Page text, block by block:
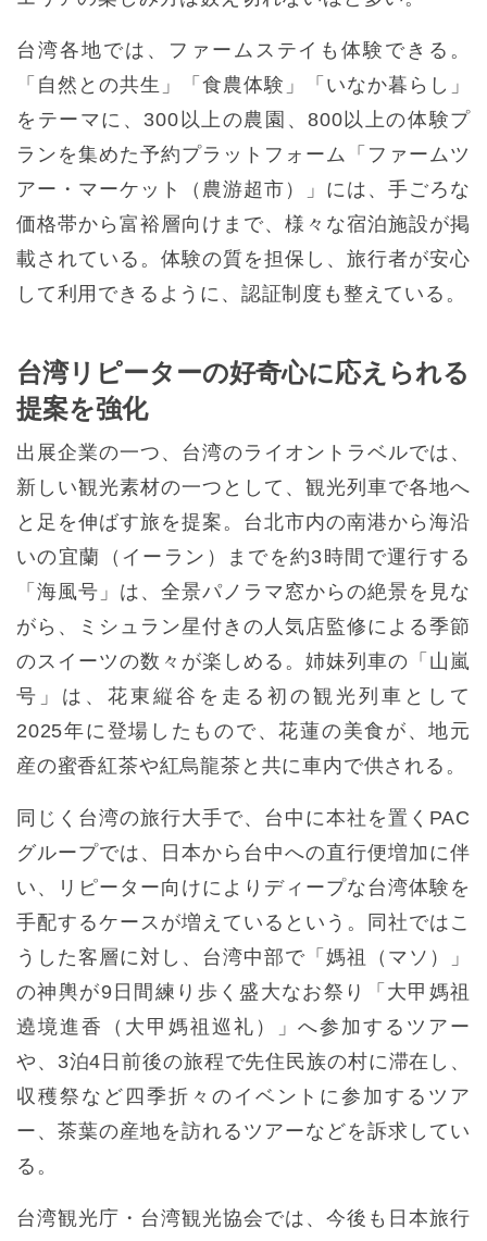
台湾各地では、ファームステイも体験できる。
「自然との共生」「食農体験」「いなか暮らし」
をテーマに、300以上の農園、800以上の体験プ
ランを集めた予約プラットフォーム「ファームツ
アー・マーケット（農游超市）」には、手ごろな
価格帯から富裕層向けまで、様々な宿泊施設が掲
載されている。体験の質を担保し、旅行者が安心
して利用できるように、認証制度も整えている。
台湾リピーターの好奇心に応えられる
提案を強化
出展企業の一つ、台湾のライオントラベルでは、
新しい観光素材の一つとして、観光列車で各地へ
と足を伸ばす旅を提案。台北市内の南港から海沿
いの宜蘭（イーラン）までを約3時間で運行する
「海風号」は、全景パノラマ窓からの絶景を見な
がら、ミシュラン星付きの人気店監修による季節
のスイーツの数々が楽しめる。姉妹列車の「山嵐
号」は、花東縦谷を走る初の観光列車として
2025年に登場したもので、花蓮の美食が、地元
産の蜜香紅茶や紅烏龍茶と共に車内で供される。
同じく台湾の旅行大手で、台中に本社を置くPAC
グループでは、日本から台中への直行便増加に伴
い、リピーター向けによりディープな台湾体験を
手配するケースが増えているという。同社ではこ
うした客層に対し、台湾中部で「媽祖（マソ）」
の神輿が9日間練り歩く盛大なお祭り「大甲媽祖
遶境進香（大甲媽祖巡礼）」へ参加するツアー
や、3泊4日前後の旅程で先住民族の村に滞在し、
収穫祭など四季折々のイベントに参加するツア
ー、茶葉の産地を訪れるツアーなどを訴求してい
る。
台湾観光庁・台湾観光協会では、今後も日本旅行